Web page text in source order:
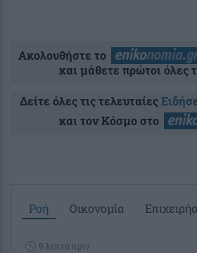
Ακολουθήστε το
και μάθετε πρώτοι όλες
Δείτε όλες τις τελευταίες
και τον Κόσμο στο
Ροή Οικονομία
9 λεπτά πριν